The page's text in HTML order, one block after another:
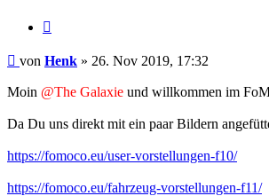
Beitrag
von Henk » 26. Nov 2019, 17:32
Moin @The Galaxie und willkommen im
Da Du uns direkt mit ein paar Bildern
https://fomoco.eu/user-vorstellungen-f10/
https://fomoco.eu/fahrzeug-vorstellungen-f11/